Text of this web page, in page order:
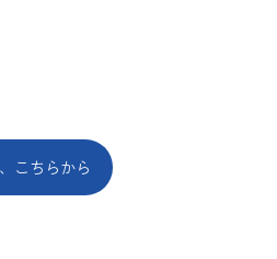
こちらから